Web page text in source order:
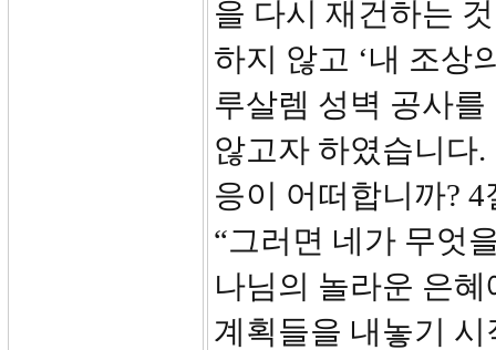
을 다시 재건하는
하지 않고 ‘내 조상
루살렘 성벽 공사
않고자 하였습니
응이 어떠합니까?
“그러면 네가 무엇
나님의 놀라운 은
계획들을 내놓기